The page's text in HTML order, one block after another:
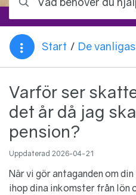
Du är här:Start / De
Varför ser
det år då jag
pension?
Uppdaterad 2026-04-21
När vi gör antaganden om
ihop dina inkomster från lön